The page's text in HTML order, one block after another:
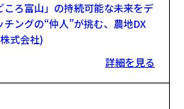
ころ富山」の持続可能な未来をデ
ングの“仲人”が挑む、農地DX
式会社)
詳細を見る